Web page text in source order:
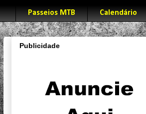
Passeios MTB Calendário
Publicidade